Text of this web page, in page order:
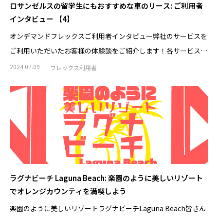
米国起業の失敗談｜プリウス30台の貸
し出しで5万ドル損失、得た3つの教訓
2026.08.02
アメリカ起業の失
うはずだった車の
ロサンゼルスの留学生にもおすすめな車のリース: ご利用者
インタビュー 【4】
オンデマンドフレックスご利用者インタビュー弊社のサービスを
ご利用いただいたお客様の体験談をご紹介します！各サービスを
ご利用いただ
2024.07.09 フレックス利用者
ラグナビーチ Laguna Beach: 楽園のように美しいリゾート
でオレンジカウンティを満喫しよう
楽園のように美しいリゾートラグナビーチLaguna Beach皆さん